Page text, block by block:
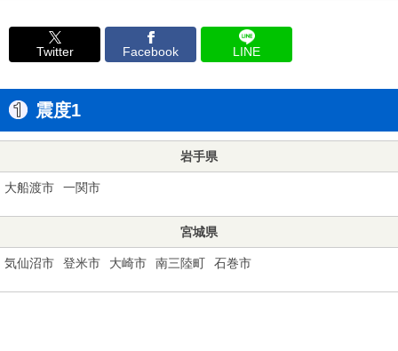
Twitter Facebook LINE
震度1
岩手県
大船渡市 一関市
宮城県
気仙沼市 登米市 大崎市 南三陸町 石巻市